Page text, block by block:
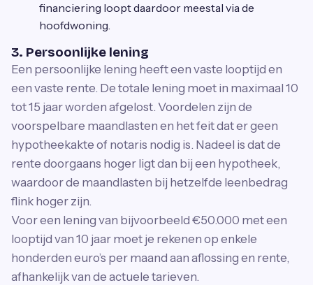
financiering loopt daardoor meestal via de
hoofdwoning.
3. Persoonlijke lening
Een persoonlijke lening heeft een vaste looptijd en
een vaste rente. De totale lening moet in maximaal 10
tot 15 jaar worden afgelost. Voordelen zijn de
voorspelbare maandlasten en het feit dat er geen
hypotheekakte of notaris nodig is. Nadeel is dat de
rente doorgaans hoger ligt dan bij een hypotheek,
waardoor de maandlasten bij hetzelfde leenbedrag
flink hoger zijn.
Voor een lening van bijvoorbeeld €50.000 met een
looptijd van 10 jaar moet je rekenen op enkele
honderden euro’s per maand aan aflossing en rente,
afhankelijk van de actuele tarieven.